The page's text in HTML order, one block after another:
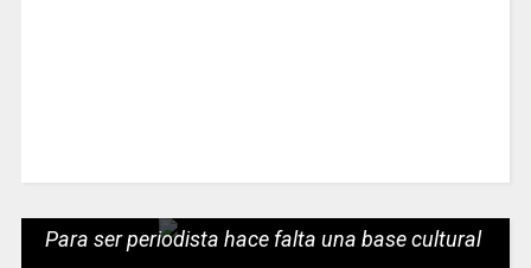
Para ser periodista hace falta una base cultural